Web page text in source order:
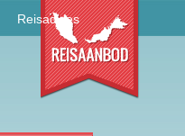
Reisadvies